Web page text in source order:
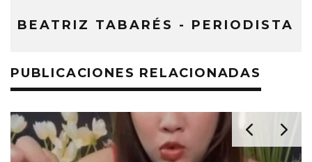
BEATRIZ TABARÉS - PERIODISTA
PUBLICACIONES RELACIONADAS